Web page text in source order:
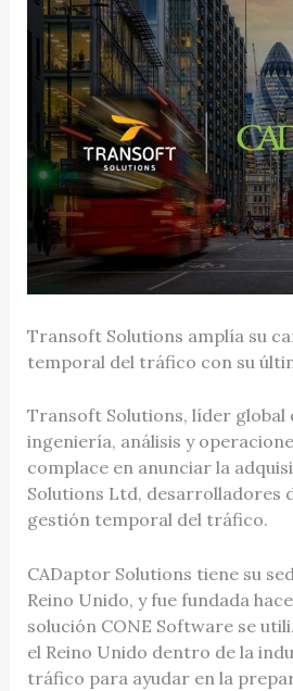
Transoft Solutions amplía su
temporal del tráfico con su
Transoft Solutions, líder global
ingeniería, análisis y
complace en anunciar la
Solutions Ltd, desarrolladores
gestión temporal del tráfico.
CADaptor Solutions tiene su
Reino Unido, y fue fundada
solución CONE Software se
el Reino Unido dentro de la
tráfico para ayudar en la